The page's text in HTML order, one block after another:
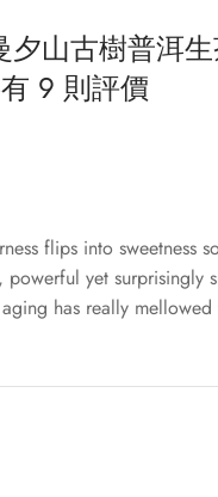
夕山古樹普洱
9 則評價
flips into sweetness
powerful yet surprisingly
aging has really